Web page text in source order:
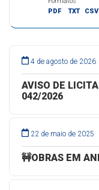
PDF
TXT CSV
4 de agosto de 2026
AVISO DE
042/2026
22 de maio de 2025
🚧OBRAS EM